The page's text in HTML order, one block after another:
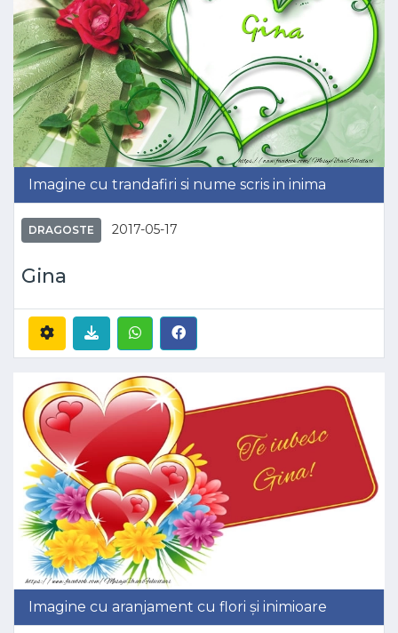
Imagine cu trandafiri si nume scris in inima
DRAGOSTE 2017-05-17
Gina
Imagine cu aranjament cu flori și inimioare